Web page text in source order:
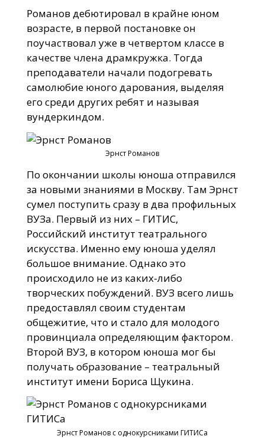
Романов дебютировал в крайне юном
возрасте, в первой постановке он
поучаствовал уже в четвертом классе в
качестве члена драмкружка. Тогда
преподаватели начали подогревать
самолюбие юного дарования, выделяя
его среди других ребят и называя
вундеркиндом.
Эрнст Романов
По окончании школы юноша отправился
за новыми знаниями в Москву. Там Эрнст
сумел поступить сразу в два профильных
ВУЗа. Первый из них – ГИТИС,
Российский институт театрального
искусства. Именно ему юноша уделял
большое внимание. Однако это
происходило не из каких-либо
творческих побуждений. ВУЗ всего лишь
предоставлял своим студентам
общежитие, что и стало для молодого
провинциала определяющим фактором.
Второй ВУЗ, в котором юноша мог бы
получать образование – театральный
институт имени Бориса Щукина.
Эрнст Романов с однокурсниками ГИТИСа